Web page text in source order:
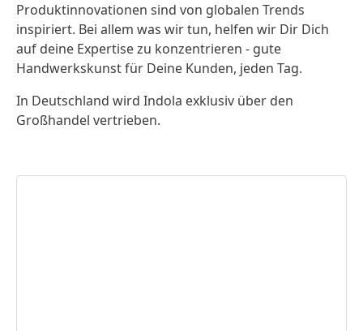
Produktinnovationen sind von globalen Trends
inspiriert. Bei allem was wir tun, helfen wir Dir Dich
auf deine Expertise zu konzentrieren - gute
Handwerkskunst für Deine Kunden, jeden Tag.
In Deutschland wird Indola exklusiv über den
Großhandel vertrieben.